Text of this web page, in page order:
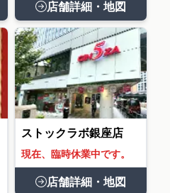
店舗詳細・地図
ストックラボ銀座店
現在、臨時休業中です。
店舗詳細・地図